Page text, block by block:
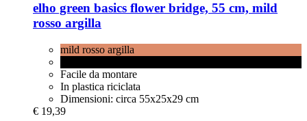
elho green basics flower bridge, 55 cm, mild
rosso argilla
mild rosso argilla
Facile da montare
In plastica riciclata
Dimensioni: circa 55x25x29 cm
€ 19,39